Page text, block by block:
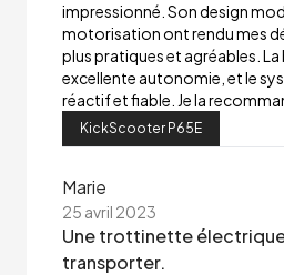
impressionné. Son design
motorisation ont rendu mes
plus pratiques et agréables. La
excellente autonomie, et le
réactif et fiable. Je la
KickScooter P65E
Marie
25 avril 2023
Une trottinette
transporter.